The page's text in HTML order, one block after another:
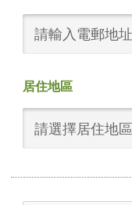
居住地區
請選擇居住地區